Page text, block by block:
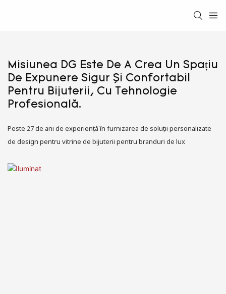
Misiunea DG Este De A Crea Un Spațiu
De Expunere Sigur Și Confortabil
Pentru Bijuterii, Cu Tehnologie
Profesională.
Peste 27 de ani de experiență în furnizarea de soluții personalizate
de design pentru vitrine de bijuterii pentru branduri de lux